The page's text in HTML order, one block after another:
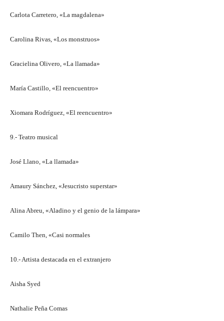
Carlota Carretero, «La magdalena»
Carolina Rivas, «Los monstruos»
Gracielina Olivero, «La llamada»
María Castillo, «El reencuentro»
Xiomara Rodríguez, «El reencuentro»
9.- Teatro musical
José Llano, «La llamada»
Amaury Sánchez, «Jesucristo superstar»
Alina Abreu, «Aladino y el genio de la lámpara»
Camilo Then, «Casi normales
10.- Artista destacada en el extranjero
Aisha Syed
Nathalie Peña Comas